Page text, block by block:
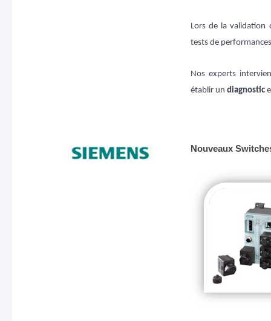
Lors de la validation
tests de
Nos experts
établir un diagnostic
Nouveaux